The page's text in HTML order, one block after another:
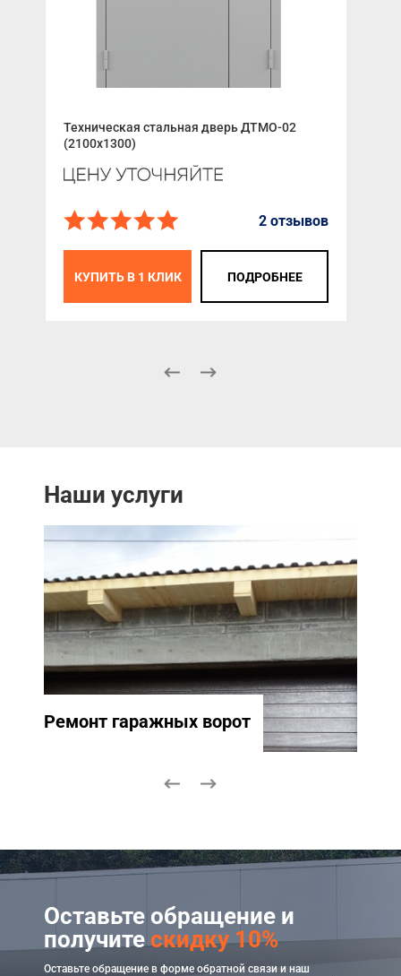
Техническая стальная дверь ДТМО-02
(2100x1300)
2 отзывов
КУПИТЬ В 1 КЛИК ПОДРОБНЕЕ
Наши услуги
Ремонт гаражных ворот
Оставьте обращение и
получитескидку 10%
Оставьте обращение в форме обратной связи и наш